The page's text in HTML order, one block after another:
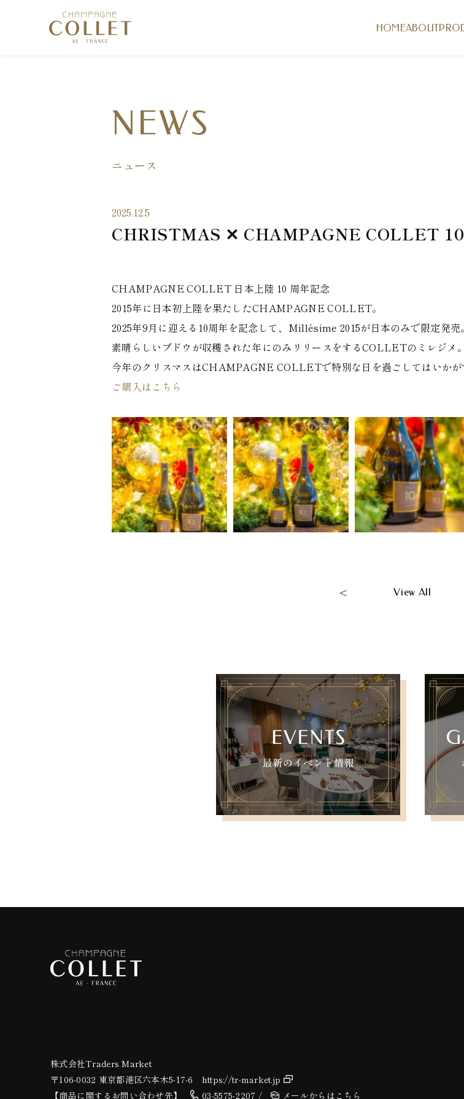
HOMEABOUT
NEWS
ニュース
2025.12.5
CHRISTMAS ✕ CHAMPAGNE COLLET
CHAMPAGNE COLLET 日本上陸 10 周年記念
2015年に日本初上陸を果たしたCHAMPAGNE COLLET。
2025年9月に迎える10周年を記念して、Millésime 2015が日本のみで限定発売。
素晴らしいブドウが収穫された年にのみリリースをするCOLLETのミレジメ。
今年のクリスマスはCHAMPAGNE COLLETで特別な日を過ごしてはいかが
ご購入はこちら
< View All
株式会社Traders Market
〒106-0032 東京都港区六本木5-17-6
https://tr-market.jp
【商品に関するお問い合わせ先】
03-5575-2207 / メールからはこちら